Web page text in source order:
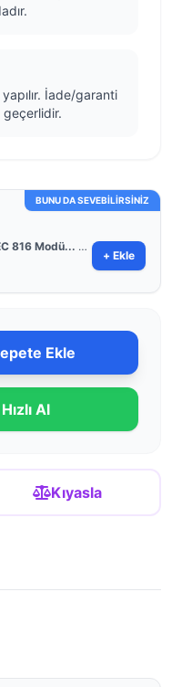
İade/garanti
geçerlidir.
BUNU DA SEVEBİLİRSİNİZ
816 Modü...
+ Ekle
Ekle
Al
Kıyasla